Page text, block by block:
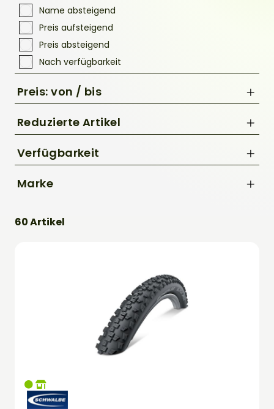
Name absteigend
Preis aufsteigend
Preis absteigend
Nach verfügbarkeit
Preis: von / bis
Reduzierte Artikel
Nur Reduzierte Artikel anzeigen
Verfügbarkeit
Marke
60 Artikel